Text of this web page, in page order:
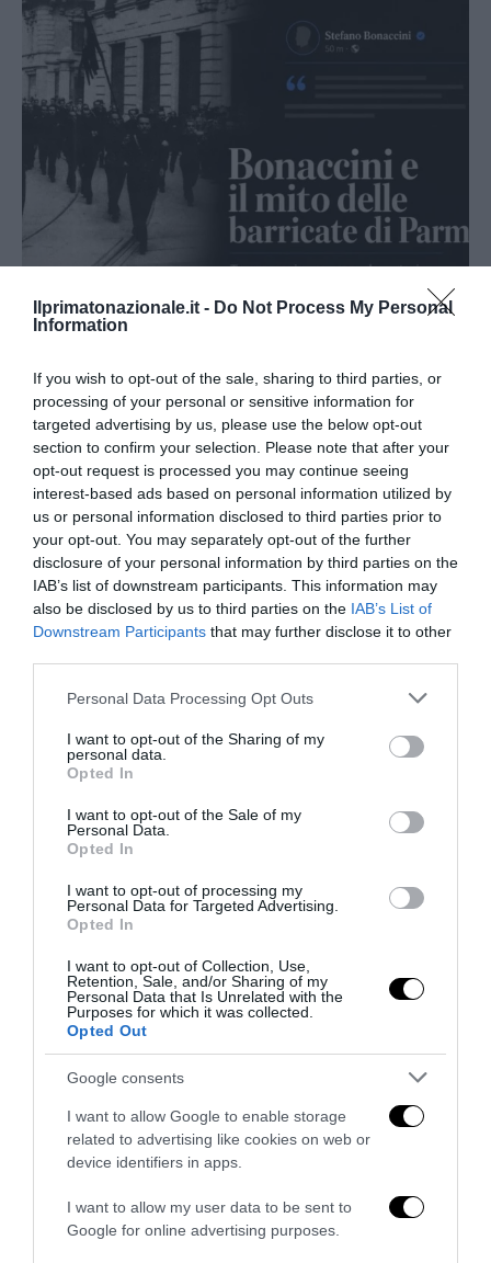
Ilprimatonazionale.it - Do Not Process My Personal
Information
If you wish to opt-out of the sale, sharing to third parties, or
processing of your personal or sensitive information for
targeted advertising by us, please use the below opt-out
section to confirm your selection. Please note that after your
opt-out request is processed you may continue seeing
interest-based ads based on personal information utilized by
us or personal information disclosed to third parties prior to
your opt-out. You may separately opt-out of the further
disclosure of your personal information by third parties on the
IAB’s list of downstream participants. This information may
also be disclosed by us to third parties on the IAB’s List of
Downstream Participants that may further disclose it to other
Please note that this website/app uses one or more Google
not limited to your visit or usage behaviour. You may click to
grant or deny consent to Google and its third-party tags to
use your data for below specified purposes in below Google
consent section.
Personal Data Processing Opt Outs
I want to opt-out of the Sharing of my
personal data.
Opted In
I want to opt-out of the Sale of my
Personal Data.
Opted In
I want to opt-out of processing my
Personal Data for Targeted Advertising.
Opted In
I want to opt-out of Collection, Use,
Retention, Sale, and/or Sharing of my
Personal Data that Is Unrelated with the
Purposes for which it was collected.
Opted Out
Google consents
I want to allow Google to enable storage
related to advertising like cookies on web or
device identifiers in apps.
I want to allow my user data to be sent to
Google for online advertising purposes.
Bonaccini e il mito delle barricate di Parma: quando
6 Agosto 2026
Remigrazione, il Copasir riconosce all’antifascismo il
La Camera boccia il patentino antifascista per parlare a
Montecitorio: palo clamoroso del Pd
5 Agosto 2026